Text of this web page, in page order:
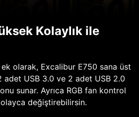
Kolaylık ile
olarak, Excalibur E750 sana üst
adet USB 3.0 ve 2 adet USB 2.0
sunar. Ayrıca RGB fan kontrol
değiştirebilirsin.